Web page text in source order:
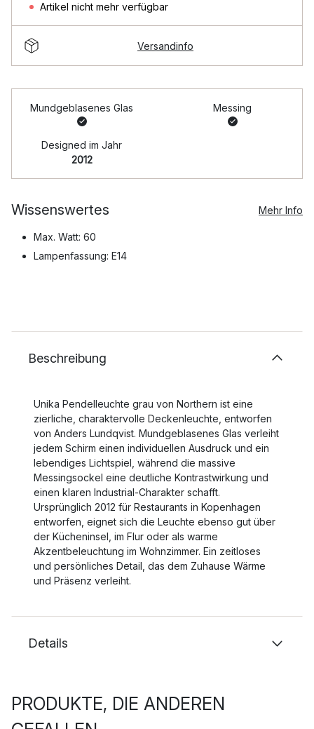
Artikel nicht mehr verfügbar
Versandinfo
Mundgeblasenes Glas Messing
Designed im Jahr
2012
Wissenswertes Mehr Info
Max. Watt: 60
Lampenfassung: E14
Beschreibung
Unika Pendelleuchte grau von Northern ist eine
zierliche, charaktervolle Deckenleuchte, entworfen
von Anders Lundqvist. Mundgeblasenes Glas verleiht
jedem Schirm einen individuellen Ausdruck und ein
lebendiges Lichtspiel, während die massive
Messingsockel eine deutliche Kontrastwirkung und
einen klaren Industrial-Charakter schafft.
Ursprünglich 2012 für Restaurants in Kopenhagen
entworfen, eignet sich die Leuchte ebenso gut über
der Kücheninsel, im Flur oder als warme
Akzentbeleuchtung im Wohnzimmer. Ein zeitloses
und persönliches Detail, das dem Zuhause Wärme
und Präsenz verleiht.
Details
PRODUKTE, DIE ANDEREN